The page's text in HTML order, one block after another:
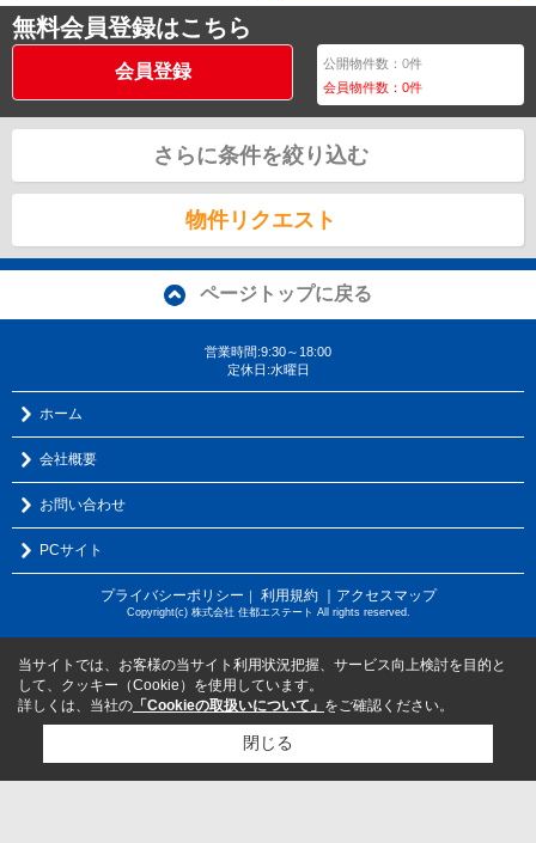
無料会員登録はこちら
会員登録 公開物件数：0件
会員物件数：0件
さらに条件を絞り込む
物件リクエスト
ページトップに戻る
営業時間:9:30～18:00
定休日:水曜日
ホーム
会社概要
お問い合わせ
PCサイト
プライバシーポリシー ｜ 利用規約 ｜アクセスマップ
Copyright(c) 株式会社 住都エステート All rights reserved.
当サイトでは、お客様の当サイト利用状況把握、サービス向上検討を目的と
して、クッキー（Cookie）を使用しています。
詳しくは、当社の 「Cookieの取扱いについて」 をご確認ください。
閉じる